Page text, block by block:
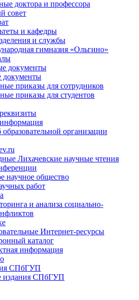
доктора и профессора
совет
и кафедры
и службы
гимназия «Ольгино»
документы
документы
приказы для сотрудников
приказы для студентов
организации
Лихачевские научные чтения
научное общество
работ
и анализа социально-
Интернет-ресурсы
каталог
информация
СПбГУП
издания СПбГУП